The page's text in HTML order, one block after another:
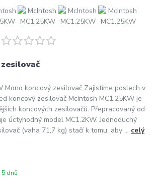
Mono koncový zesilovač Zajistíme poslech v
koncový zesilovač McIntosh MC1.25KW je
koncových zesilovačů. Přepracovaný od
úctyhodný model MC1.2KW. Jednoduchý
(vaha 71,7 kg) stačí k tomu, aby ... celý
dnů